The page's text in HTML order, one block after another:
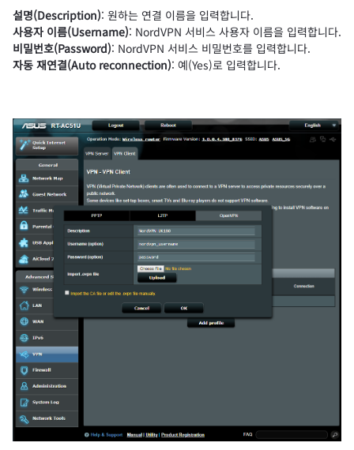
설명(Description): 원하는 연결 이름을 입력합니다.
사용자 이름(Username): NordVPN 서비스 사용자 이름을 입력합니다.
비밀번호(Password): NordVPN 서비스 비밀번호를 입력합니다.
자동 재연결(Auto reconnection): 예(Yes)로 입력합니다.